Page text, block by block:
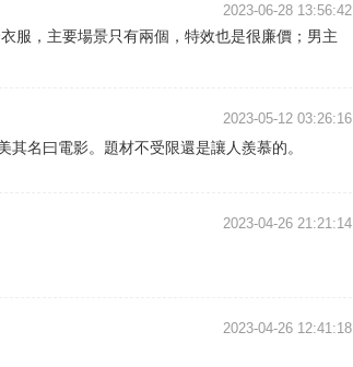
2023-06-28 13:56:42
服，主要場景只有兩個，特效也是很廉價；男主
2023-05-12 03:26:16
名曰電影。題材不受限還是讓人羨慕的。
2023-04-26 21:21:14
2023-04-26 12:41:18